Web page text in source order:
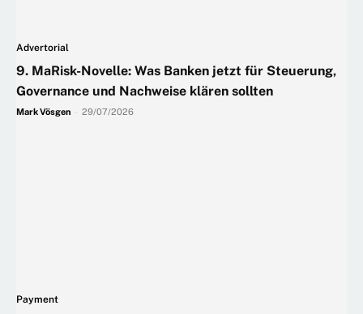
Advertorial
9. MaRisk-Novelle: Was Banken jetzt für Steuerung,
Governance und Nachweise klären sollten
Mark Vösgen 29/07/2026
Payment